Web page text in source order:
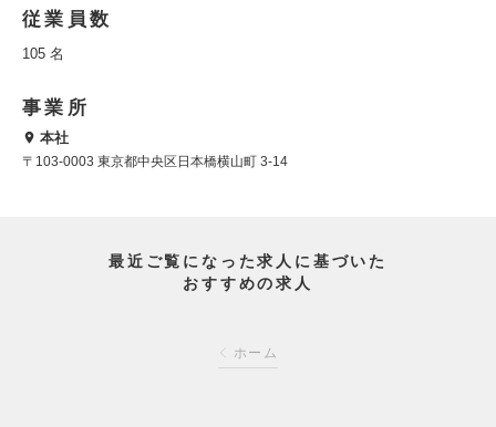
従業員数
105 名
事業所
本社
〒103-0003 東京都中央区日本橋横山町 3-14
最近ご覧になった求人に基づいた
おすすめの求人
ホーム